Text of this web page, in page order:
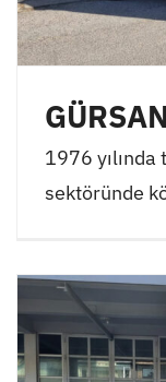
1976
sektöründe